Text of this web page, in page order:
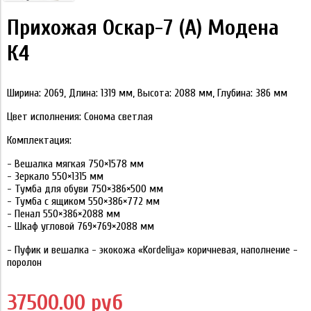
Прихожая Оскар-7 (А) Модена
К4
Ширина: 2069, Длина: 1319 мм, Высота: 2088 мм, Глубина: 386 мм
Цвет исполнения: Сонома светлая
Комплектация:
- Вешалка мягкая 750×1578 мм
- Зеркало 550×1315 мм
- Тумба для обуви 750×386×500 мм
- Тумба с ящиком 550×386×772 мм
- Пенал 550×386×2088 мм
- Шкаф угловой 769×769×2088 мм
- Пуфик и вешалка - экокожа «Kordeliya» коричневая, наполнение -
поролон
37500.00 руб